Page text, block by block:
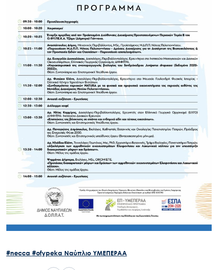
#necca #ofypeka Ναύπλιο ΥΜΕΠΕΡΑΑ